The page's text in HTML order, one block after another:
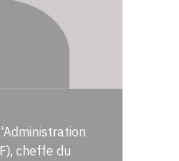
cheffe du